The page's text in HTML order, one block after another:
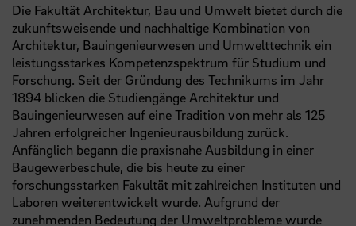
Die Fakultät Architektur, Bau und Umwelt bietet durch die
zukunftsweisende und nachhaltige Kombination von
Architektur, Bauingenieurwesen und Umwelttechnik ein
leistungsstarkes Kompetenzspektrum für Studium und
Forschung. Seit der Gründung des Technikums im Jahr
1894 blicken die Studiengänge Architektur und
Bauingenieurwesen auf eine Tradition von mehr als 125
Jahren erfolgreicher Ingenieurausbildung zurück.
Anfänglich begann die praxisnahe Ausbildung in einer
Baugewerbeschule, die bis heute zu einer
forschungsstarken Fakultät mit zahlreichen Instituten und
Laboren weiterentwickelt wurde. Aufgrund der
zunehmenden Bedeutung der Umweltprobleme wurde